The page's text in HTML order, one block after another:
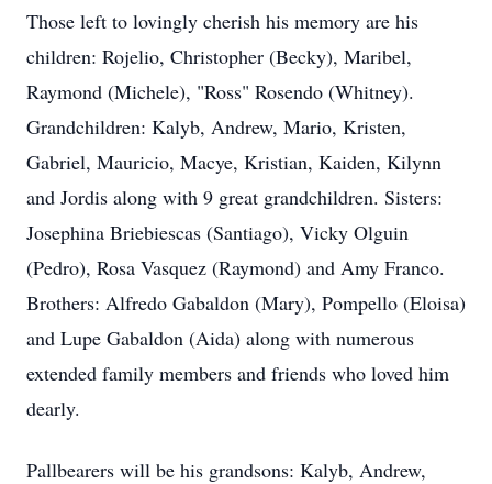
Those left to lovingly cherish his memory are his
children: Rojelio, Christopher (Becky), Maribel,
Raymond (Michele), "Ross" Rosendo (Whitney).
Grandchildren: Kalyb, Andrew, Mario, Kristen,
Gabriel, Mauricio, Macye, Kristian, Kaiden, Kilynn
and Jordis along with 9 great grandchildren. Sisters:
Josephina Briebiescas (Santiago), Vicky Olguin
(Pedro), Rosa Vasquez (Raymond) and Amy Franco.
Brothers: Alfredo Gabaldon (Mary), Pompello (Eloisa)
and Lupe Gabaldon (Aida) along with numerous
extended family members and friends who loved him
dearly.
Pallbearers will be his grandsons: Kalyb, Andrew,